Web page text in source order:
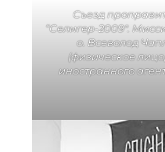
Съезд
“Селигер-2009″.
о. Всеволод
(физическое
иностранного